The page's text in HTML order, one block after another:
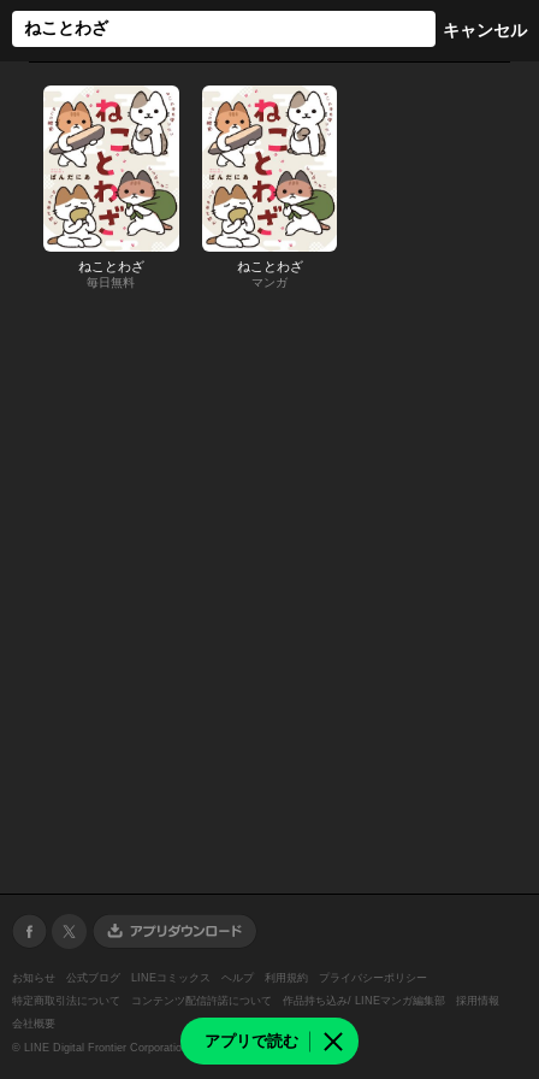
アプリで読む
ねことわざ
毎日無料
ねことわざ
マンガ
お知らせ 公式ブログ LINEコミックス ヘルプ 利用規約
プライバシーポリシー
特定商取引法について
コンテンツ配信許諾について 作品持ち込み/ LINEマンガ編集部
採用情報
会社概要
© LINE Digital Frontier Corporation